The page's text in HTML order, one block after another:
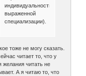
индивидуальности
выраженной
специализации).
тоже не могу сказать.
читает то, что у
желания читать не
А я читаю то, что